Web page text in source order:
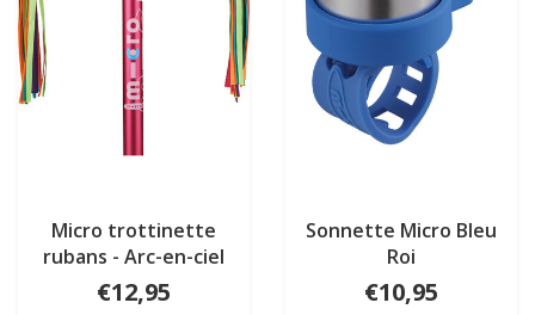
Micro trottinette
rubans - Arc-en-ciel
€12,95
Sonnette Micro Bleu
Roi
€10,95